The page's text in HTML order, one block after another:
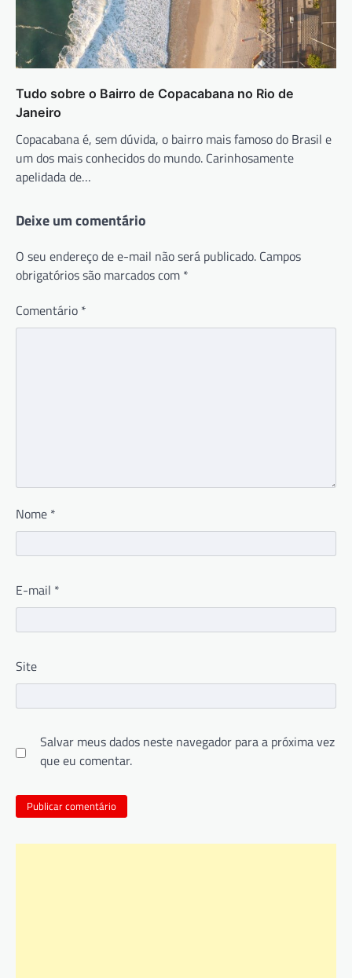
Tudo sobre o Bairro de Copacabana no Rio de
Janeiro
Copacabana é, sem dúvida, o bairro mais famoso do Brasil e
um dos mais conhecidos do mundo. Carinhosamente
apelidada de…
Deixe um comentário
O seu endereço de e-mail não será publicado. Campos
obrigatórios são marcados com *
Comentário *
Nome *
E-mail *
Site
Salvar meus dados neste navegador para a próxima vez
que eu comentar.